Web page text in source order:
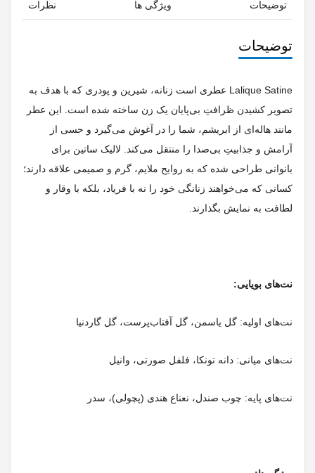
توضیحات ویژگی ها نظرات
توضیحات
Lalique Satine عطری است زنانه، شیرین و پودری که با هدف به
تصویر کشیدن ظرافتِ بی‌پایان یک زن ساخته شده است. این عطر
مانند هاله‌ای از ابریشم، شما را در آغوش می‌گیرد و حسی از
آرامش و جذابیتِ بی‌صدا را منتقل می‌کند. لالیک ساتین برای
بانوانی طراحی شده که به روایح ملایم، گرم و صمیمی علاقه دارند؛
کسانی که می‌خواهند زنانگی خود را نه با فریاد، بلکه با وقار و
نت‌های پایه: چوب صندل، نعناع هندی (پچولی)، سدر